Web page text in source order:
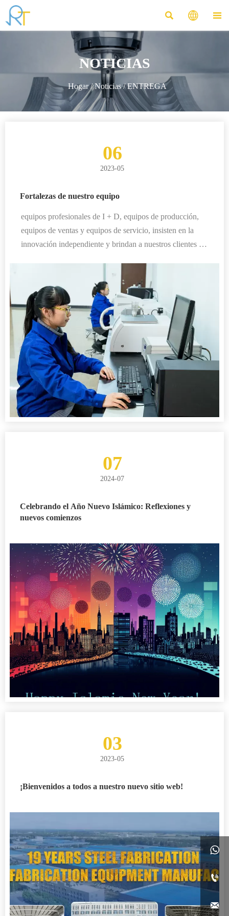
  
NOTICIAS
Hogar/Noticias/ENTREGA
06
2023-05
Fortalezas de nuestro equipo
equipos profesionales de I + D, equipos de producción,
equipos de ventas y equipos de servicio, insisten en la
innovación independiente y brindan a nuestros clientes las
Tenemos un sistema de servicio completo, brindando a los
clientes servicios las 24 horas, brindando servicios de
mantenimiento completo y soporte técnico integral.
Proporcione capacitación de calidad para los operadores,
equipo de soporte de repuestos dedicado.
07
2024-07
Celebrando el Año Nuevo Islámico: Reflexiones y
nuevos comienzos
03
2023-05
¡Bienvenidos a todos a nuestro nuevo sitio web!


